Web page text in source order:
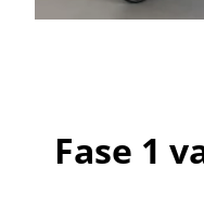
Fase 1